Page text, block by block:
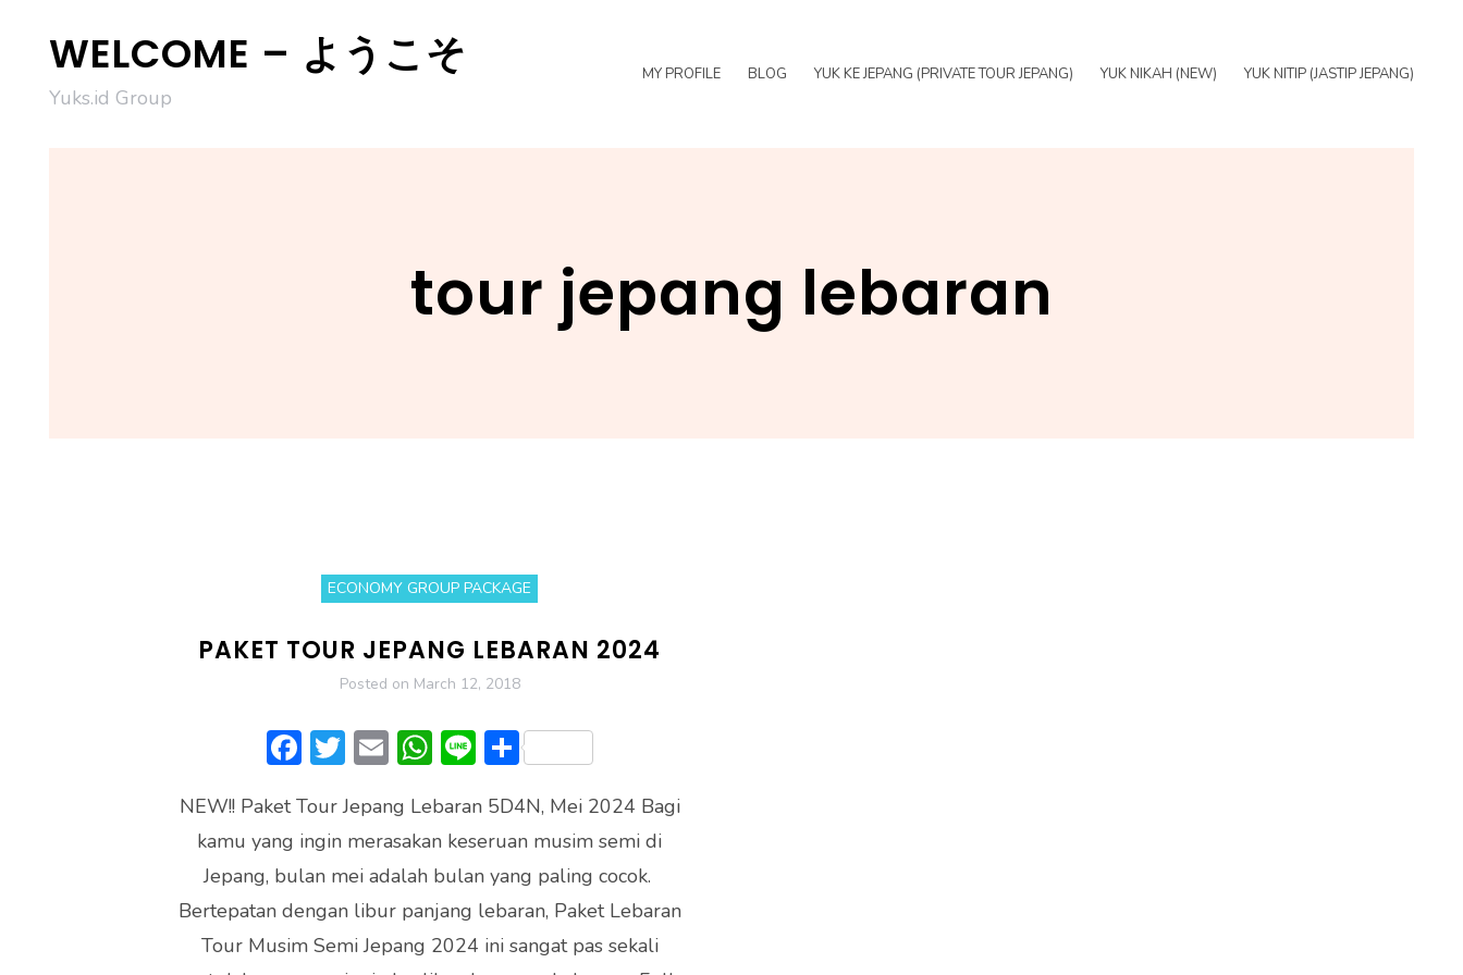
content
WELCOME – ようこそ
Yuks.id Group
MY PROFILE BLOG YUK KE JEPANG (PRIVATE TOUR JEPANG) YUK NIKAH (NEW) YUK NITIP (JASTIP JEPANG)
tour jepang lebaran
ECONOMY GROUP PACKAGE
PAKET TOUR JEPANG LEBARAN 2024
Posted on March 12, 2018
F
e
b
o
ok
T
itt
er
E
ai
l
W
at
s
A
p
p
Li
e
S
ar
e
NEW!! Paket Tour Jepang Lebaran 5D4N, Mei 2024 Bagi
kamu yang ingin merasakan keseruan musim semi di
Jepang, bulan mei adalah bulan yang paling cocok.
Bertepatan dengan libur panjang lebaran, Paket Lebaran
Tour Musim Semi Jepang 2024 ini sangat pas sekali